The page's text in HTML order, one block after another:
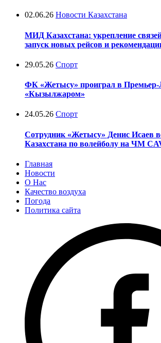
02.06.26 Новости Казахстана
МИД Казахстана: укрепление
запуск новых рейсов и
29.05.26 Спорт
ФК «Жетысу» проиграл в Премьер-
«Кызылжаром»
24.05.26 Спорт
Сотрудник «Жетысу» Денис Исаев
Казахстана по волейболу на ЧМ
Главная
Новости
О Нас
Качество воздуха
Погода
Политика сайта